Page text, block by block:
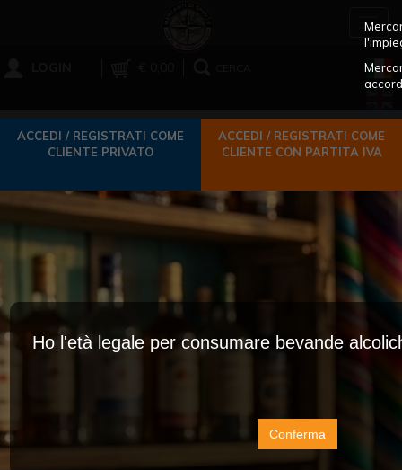
ACCEDI / REGISTRATI COME
CLIENTE PRIVATO
ACCEDI / REGISTRATI COME
CLIENTE CON PARTITA IVA
Ho l'età legale per consumare bevande
Conferma